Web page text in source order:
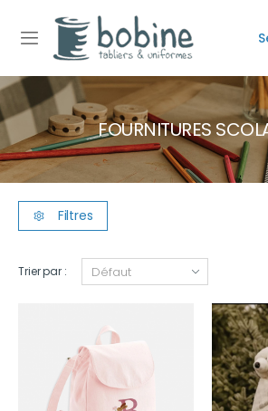
FOURNITURES
Filtres
Trier par :